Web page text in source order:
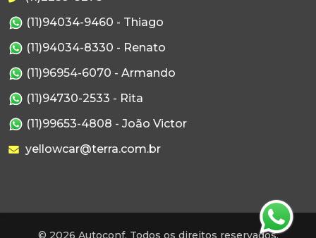
(11)94034-9460 - Thiago
(11)94034-8330 - Renato
(11)96954-6070 - Armando
(11)94730-2533 - Rita
(11)99653-4808 - João Victor
yellowcar@terra.com.br
© 2026 Autoconf. Todos os direitos reservados.